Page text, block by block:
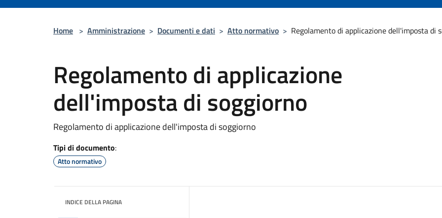
Home > Amministrazione > Documenti e dati > Atto normativo > Regolamento di applicazione dell'imposta di
Regolamento di applicazione
dell'imposta di soggiorno
Regolamento di applicazione dell'imposta di soggiorno
Tipi di documento:
Atto normativo
INDICE DELLA PAGINA